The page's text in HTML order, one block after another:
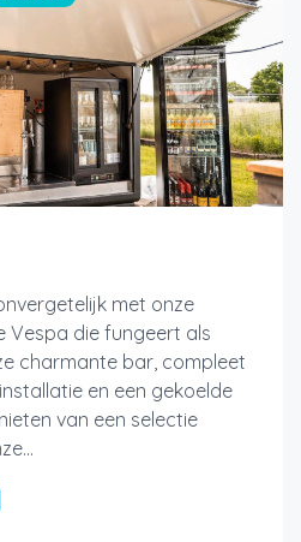
met onze
Vespa die fungeert als
charmante bar, compleet
en een gekoelde
van een selectie